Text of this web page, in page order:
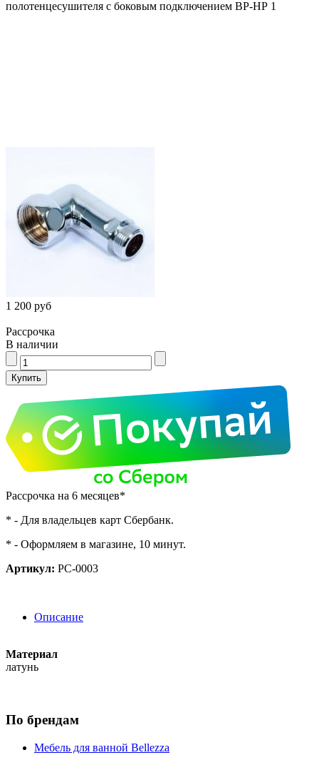
полотенцесушителя с боковым подключением ВР-НР 1
1 200 руб
Рассрочка
В наличии
Рассрочка на 6 месяцев*
* - Для владельцев карт Сбербанк.
* - Оформляем в магазине, 10 минут.
Артикул: PC-0003
Описание
Материал
латунь
По брендам
Мебель для ванной Bellezza